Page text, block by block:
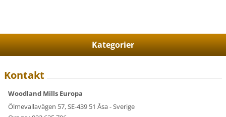
Kategorier
Kontakt
Woodland Mills Europa
Ölmevallavägen 57, SE-439 51 Åsa - Sverige